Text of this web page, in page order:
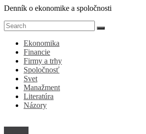
Denník o ekonomike a spoločnosti
Ekonomika
Financie
Firmy a trhy
Spoločnosť
Svet
Manažment
Literatúra
Názory